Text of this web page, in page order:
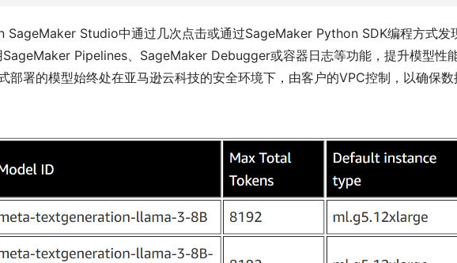
SageMaker Studio中通过几次点击或通过SageMaker Python SDK编程方式发
Pipelines、SageMaker Debugger或容器日志等功能，提升模型性
部署的模型始终处在亚马逊云科技的安全环境下，由客户的VPC控制，以确保数